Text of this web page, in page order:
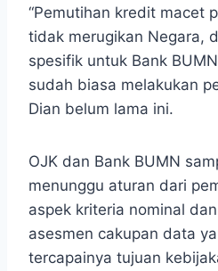
“Pemutihan kredit macet
tidak merugikan Negara,
spesifik untuk Bank
sudah biasa melakukan
Dian belum lama ini.
OJK dan Bank BUMN
menunggu aturan dari
aspek kriteria nominal
asesmen cakupan data
tercapainya tujuan